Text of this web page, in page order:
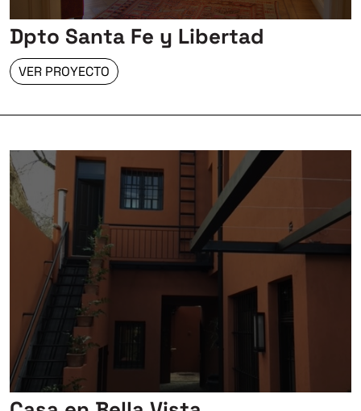
Dpto Santa Fe y Libertad
VER PROYECTO